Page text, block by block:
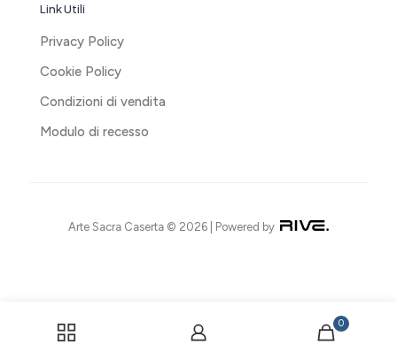
Link Utili
Privacy Policy
Cookie Policy
Condizioni di vendita
Modulo di recesso
Arte Sacra Caserta © 2026 | Powered by
0